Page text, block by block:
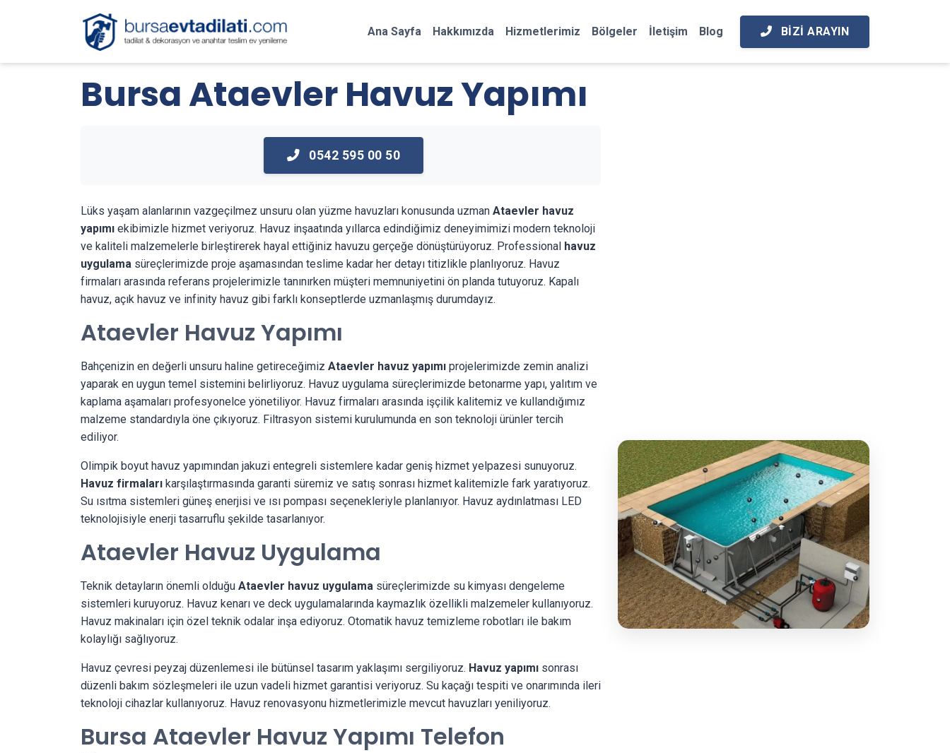
Ana Sayfa Hakkımızda Hizmetlerimiz Bölgeler İletişim Blog BIZI ARAYIN
Bursa Ataevler Havuz Yapımı
0542 595 00 50
Lüks yaşam alanlarının vazgeçilmez unsuru olan yüzme havuzları konusunda uzman Ataevler havuz
yapımı ekibimizle hizmet veriyoruz. Havuz inşaatında yıllarca edindiğimiz deneyimimizi modern teknoloji
ve kaliteli malzemelerle birleştirerek hayal ettiğiniz havuzu gerçeğe dönüştürüyoruz. Professional havuz
uygulama süreçlerimizde proje aşamasından teslime kadar her detayı titizlikle planlıyoruz. Havuz
firmaları arasında referans projelerimizle tanınırken müşteri memnuniyetini ön planda tutuyoruz. Kapalı
havuz, açık havuz ve infinity havuz gibi farklı konseptlerde uzmanlaşmış durumdayız.
Ataevler Havuz Yapımı
Bahçenizin en değerli unsuru haline getireceğimiz Ataevler havuz yapımı projelerimizde zemin analizi
yaparak en uygun temel sistemini belirliyoruz. Havuz uygulama süreçlerimizde betonarme yapı, yalıtım ve
kaplama aşamaları profesyonelce yönetiliyor. Havuz firmaları arasında işçilik kalitemiz ve kullandığımız
malzeme standardıyla öne çıkıyoruz. Filtrasyon sistemi kurulumunda en son teknoloji ürünler tercih
ediliyor.
Olimpik boyut havuz yapımından jakuzi entegreli sistemlere kadar geniş hizmet yelpazesi sunuyoruz.
Havuz firmaları karşılaştırmasında garanti süremiz ve satış sonrası hizmet kalitemizle fark yaratıyoruz.
Su ısıtma sistemleri güneş enerjisi ve ısı pompası seçenekleriyle planlanıyor. Havuz aydınlatması LED
teknolojisiyle enerji tasarruflu şekilde tasarlanıyor.
Ataevler Havuz Uygulama
Teknik detayların önemli olduğu Ataevler havuz uygulama süreçlerimizde su kimyası dengeleme
sistemleri kuruyoruz. Havuz kenarı ve deck uygulamalarında kaymazlık özellikli malzemeler kullanıyoruz.
Havuz makinaları için özel teknik odalar inşa ediyoruz. Otomatik havuz temizleme robotları ile bakım
kolaylığı sağlıyoruz.
Havuz çevresi peyzaj düzenlemesi ile bütünsel tasarım yaklaşımı sergiliyoruz. Havuz yapımı sonrası
düzenli bakım sözleşmeleri ile uzun vadeli hizmet garantisi veriyoruz. Su kaçağı tespiti ve onarımında ileri
teknoloji cihazlar kullanıyoruz. Havuz renovasyonu hizmetlerimizle mevcut havuzları yeniliyoruz.
Bursa Ataevler Havuz Yapımı Telefon